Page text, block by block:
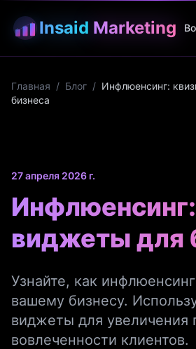
Insaid Marketing
Главная / Блог / Инфлюенсинг:
бизнеса
27 апреля 2026 г.
виджеты для
Узнайте, как
вашему бизнесу.
виджеты для увеличения
вовлеченности клиентов.